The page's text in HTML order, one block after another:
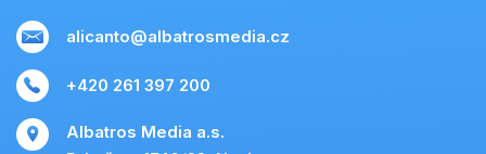
alicanto@albatrosmedia.cz
+420 261 397 200
Albatros Media a.s.